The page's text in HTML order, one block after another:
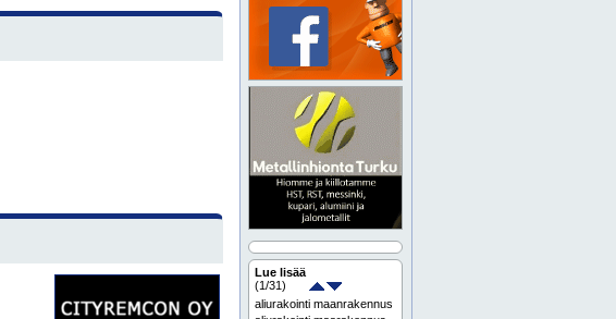
Lue lisää
(1/31)
aliurakointi maanrakennus